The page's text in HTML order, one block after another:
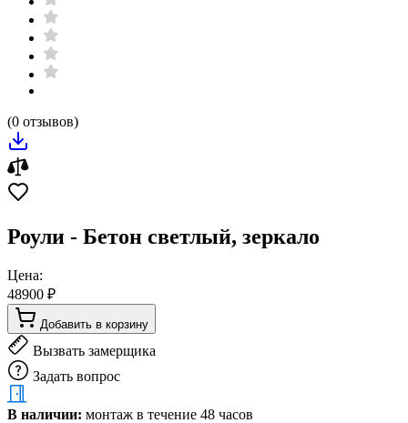
(0 отзывов)
Роули - Бетон светлый, зеркало
Цена:
48900 ₽
Добавить в корзину
Вызвать замерщика
Задать вопрос
В наличии: монтаж в течение 48 часов